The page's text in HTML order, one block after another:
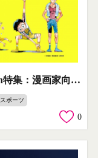
Tarzan特集：漫画家向けストレッチ
スポーツ
0